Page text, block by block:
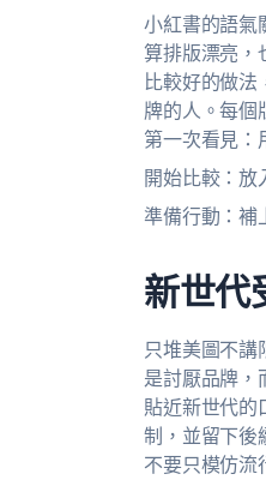
小紅書的語氣
算排版漂亮，
比較好的做
牌的人。每個
第一次看見：
開始比較：放
準備行動：補
新世代
只堆美圖不
是討厭品牌，
貼近新世代的
制，並留下後
不要只模仿流